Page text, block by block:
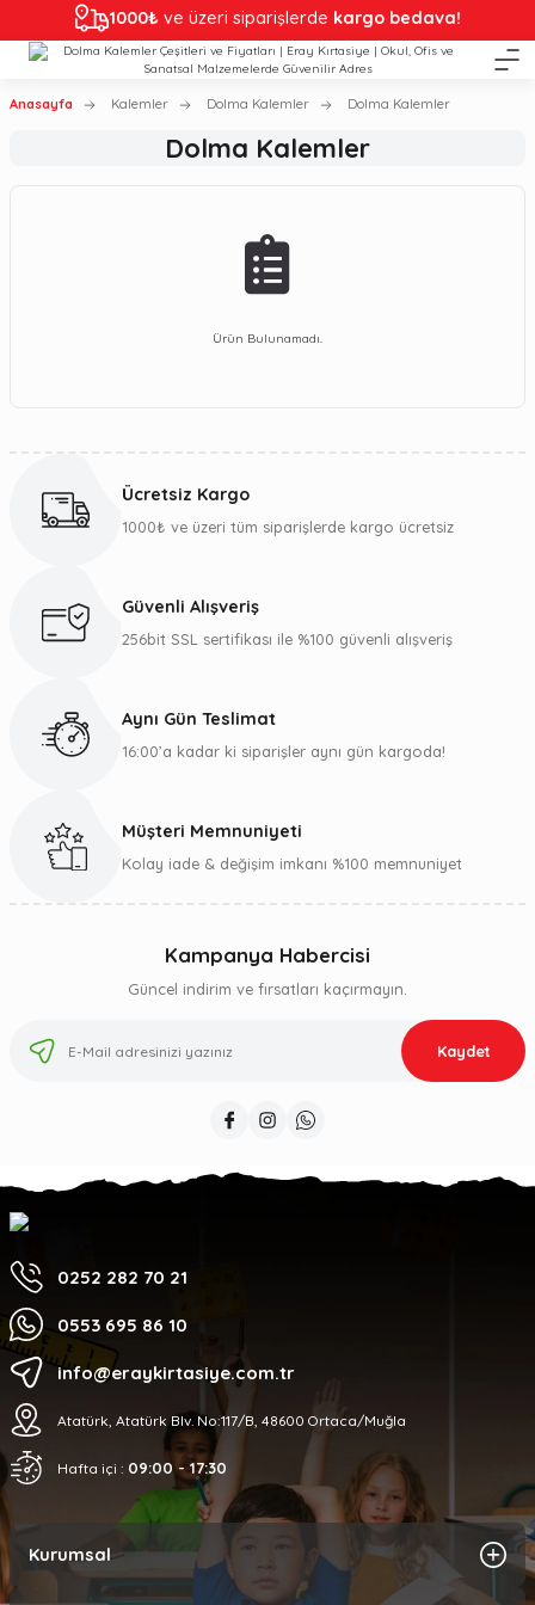
1000₺ ve üzeri siparişlerde kargo bedava!
Anasayfa Kalemler Dolma Kalemler Dolma Kalemler
Dolma Kalemler
Ürün Bulunamadı.
Ücretsiz Kargo
1000₺ ve üzeri tüm siparişlerde kargo ücretsiz
Güvenli Alışveriş
256bit SSL sertifikası ile %100 güvenli alışveriş
Aynı Gün Teslimat
16:00’a kadar ki siparişler aynı gün kargoda!
Müşteri Memnuniyeti
Kolay iade & değişim imkanı %100 memnuniyet
Kampanya Habercisi
Güncel indirim ve fırsatları kaçırmayın.
Kaydet
0252 282 70 21
0553 695 86 10
info@eraykirtasiye.com.tr
Atatürk, Atatürk Blv. No:117/B, 48600 Ortaca/Muğla
Hafta içi : 09:00 - 17:30
Kurumsal